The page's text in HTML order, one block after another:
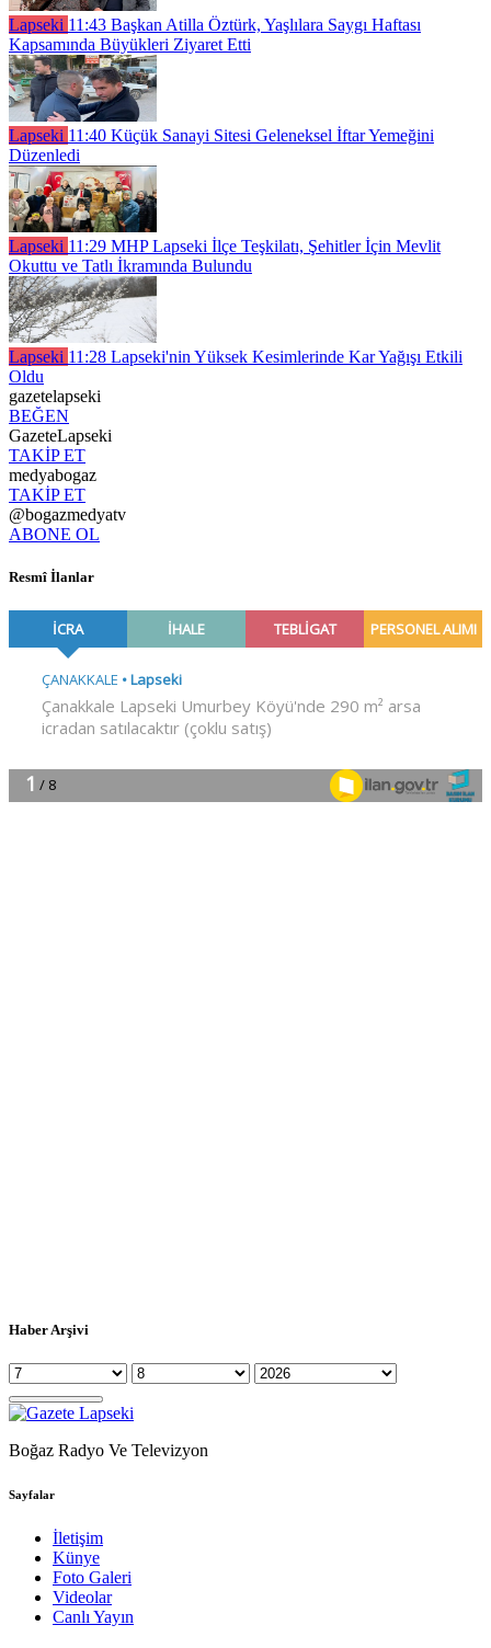
Lapseki 11:43 Başkan Atilla Öztürk, Yaşlılara Saygı Haftası
Kapsamında Büyükleri Ziyaret Etti
Lapseki 11:40 Küçük Sanayi Sitesi Geleneksel İftar Yemeğini
Düzenledi
Lapseki 11:29 MHP Lapseki İlçe Teşkilatı, Şehitler İçin Mevlit
Okuttu ve Tatlı İkramında Bulundu
Lapseki 11:28 Lapseki'nin Yüksek Kesimlerinde Kar Yağışı Etkili
Oldu
gazetelapseki
BEĞEN
GazeteLapseki
TAKİP ET
medyabogaz
TAKİP ET
@bogazmedyatv
ABONE OL
Resmî İlanlar
Haber Arşivi
Boğaz Radyo Ve Televizyon
Sayfalar
İletişim
Künye
Foto Galeri
Videolar
Canlı Yayın